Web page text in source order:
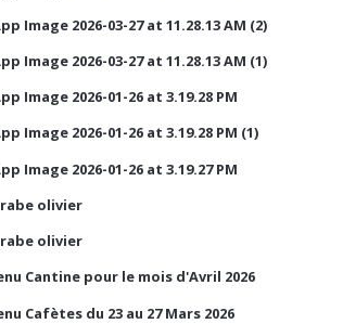
Image 2026-03-27 at 11.28.13 AM (2)
Image 2026-03-27 at 11.28.13 AM (1)
Image 2026-01-26 at 3.19.28 PM
Image 2026-01-26 at 3.19.28 PM (1)
Image 2026-01-26 at 3.19.27 PM
olivier
olivier
Cantine pour le mois d'Avril 2026
Cafètes du 23 au 27 Mars 2026